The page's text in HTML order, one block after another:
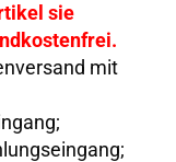
sie
mit